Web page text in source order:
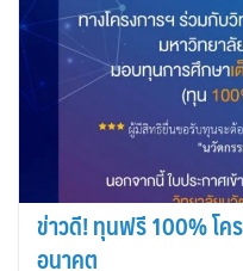
ข่าวดี! ทุนฟรี 100% โ
อนาคต